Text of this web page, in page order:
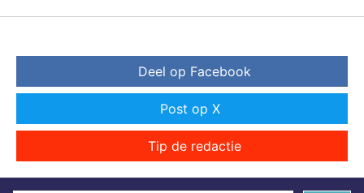
Deel op Facebook
Post op X
Tip de redactie